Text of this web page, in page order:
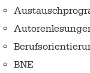
BNE